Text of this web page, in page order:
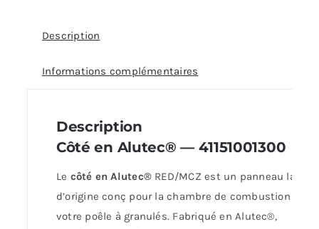
Description
Informations complémentaires
Description
Côté en Alutec® — 41151001300
Le côté en Alutec® RED/MCZ est un panneau latéral
d’origine conç pour la chambre de combustion de
votre poêle à granulés. Fabriqué en Alutec®,